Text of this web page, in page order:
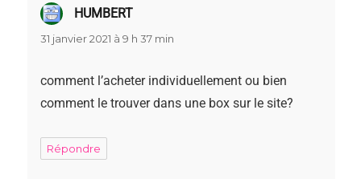
HUMBERT
31 janvier 2021 à 9 h 37 min
comment l’acheter individuellement ou bien
comment le trouver dans une box sur le site?
Répondre